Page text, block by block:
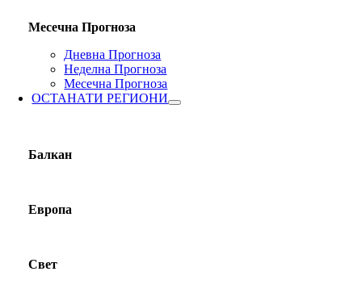
Месечна Прогноза
Дневна Прогноза
Неделна Прогноза
Месечна Прогноза
ОСТАНАТИ РЕГИОНИ
Балкан
Европа
Свет